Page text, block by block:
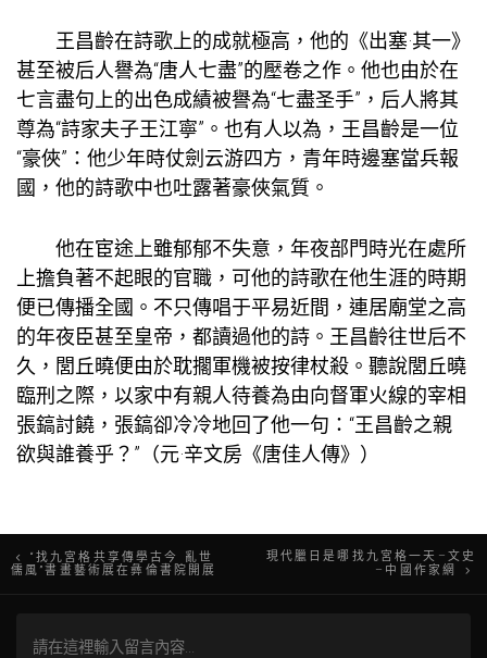
王昌齡在詩歌上的成就極高，他的《出塞·其一》
甚至被后人譽為“唐人七盡”的壓卷之作。他也由於在
七言盡句上的出色成績被譽為“七盡圣手”，后人將其
尊為“詩家夫子王江寧”。也有人以為，王昌齡是一位
“豪俠”：他少年時仗劍云游四方，青年時邊塞當兵報
國，他的詩歌中也吐露著豪俠氣質。
他在宦途上雖郁郁不失意，年夜部門時光在處所
上擔負著不起眼的官職，可他的詩歌在他生涯的時期
便已傳播全國。不只傳唱于平易近間，連居廟堂之高
的年夜臣甚至皇帝，都讀過他的詩。王昌齡往世后不
久，閭丘曉便由於耽擱軍機被按律杖殺。聽說閭丘曉
臨刑之際，以家中有親人待養為由向督軍火線的宰相
張鎬討饒，張鎬卻冷冷地回了他一句：“王昌齡之親
欲與誰養乎？”（元·辛文房《唐佳人傳》）
文“找九宮格共享傳學古今 亂世
儒風”書畫藝術展在彝倫書院開展
現代臘日是哪找九宮格一天–文史
–中國作家網